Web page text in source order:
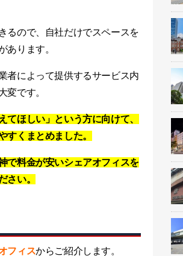
るので、自社だけでスペースを
あります。
者によって提供するサービス内
変です。
ほしい」という方に向けて、
すくまとめました。
で料金が安いシェアオフィスを
さい。
フィスからご紹介します。